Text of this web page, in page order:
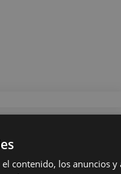
contenido, los anuncios